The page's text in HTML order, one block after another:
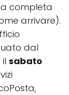
completa
arrivare).
dal
il sabato